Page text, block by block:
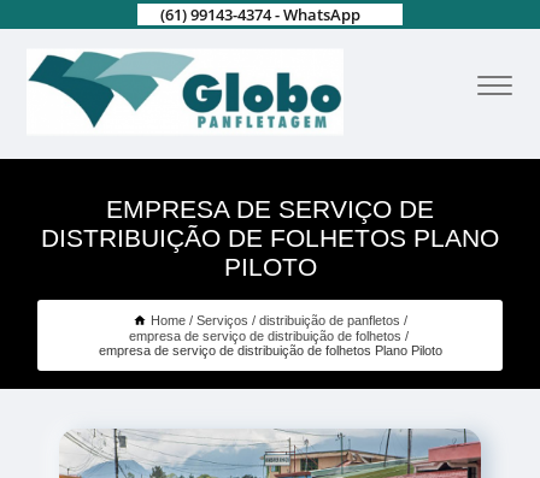
(61) 99143-4374 - WhatsApp
EMPRESA DE SERVIÇO DE
DISTRIBUIÇÃO DE FOLHETOS PLANO
PILOTO
Home Serviços
distribuição de panfletos
empresa de serviço de distribuição de folhetos
empresa de serviço de distribuição de folhetos Plano Piloto